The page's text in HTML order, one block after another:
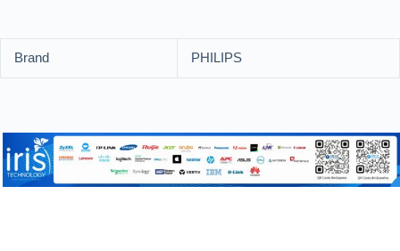
Brand PHILIPS